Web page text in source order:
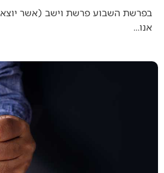
בפרשת השבוע פרשת וישב (אשר
אנו…